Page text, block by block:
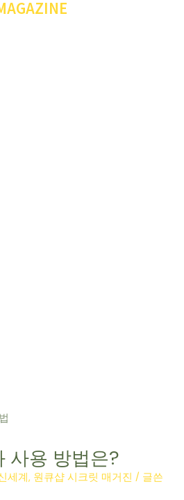
사용 방법은?
세계, 원큐샵 시크릿 매거진 / 글쓴